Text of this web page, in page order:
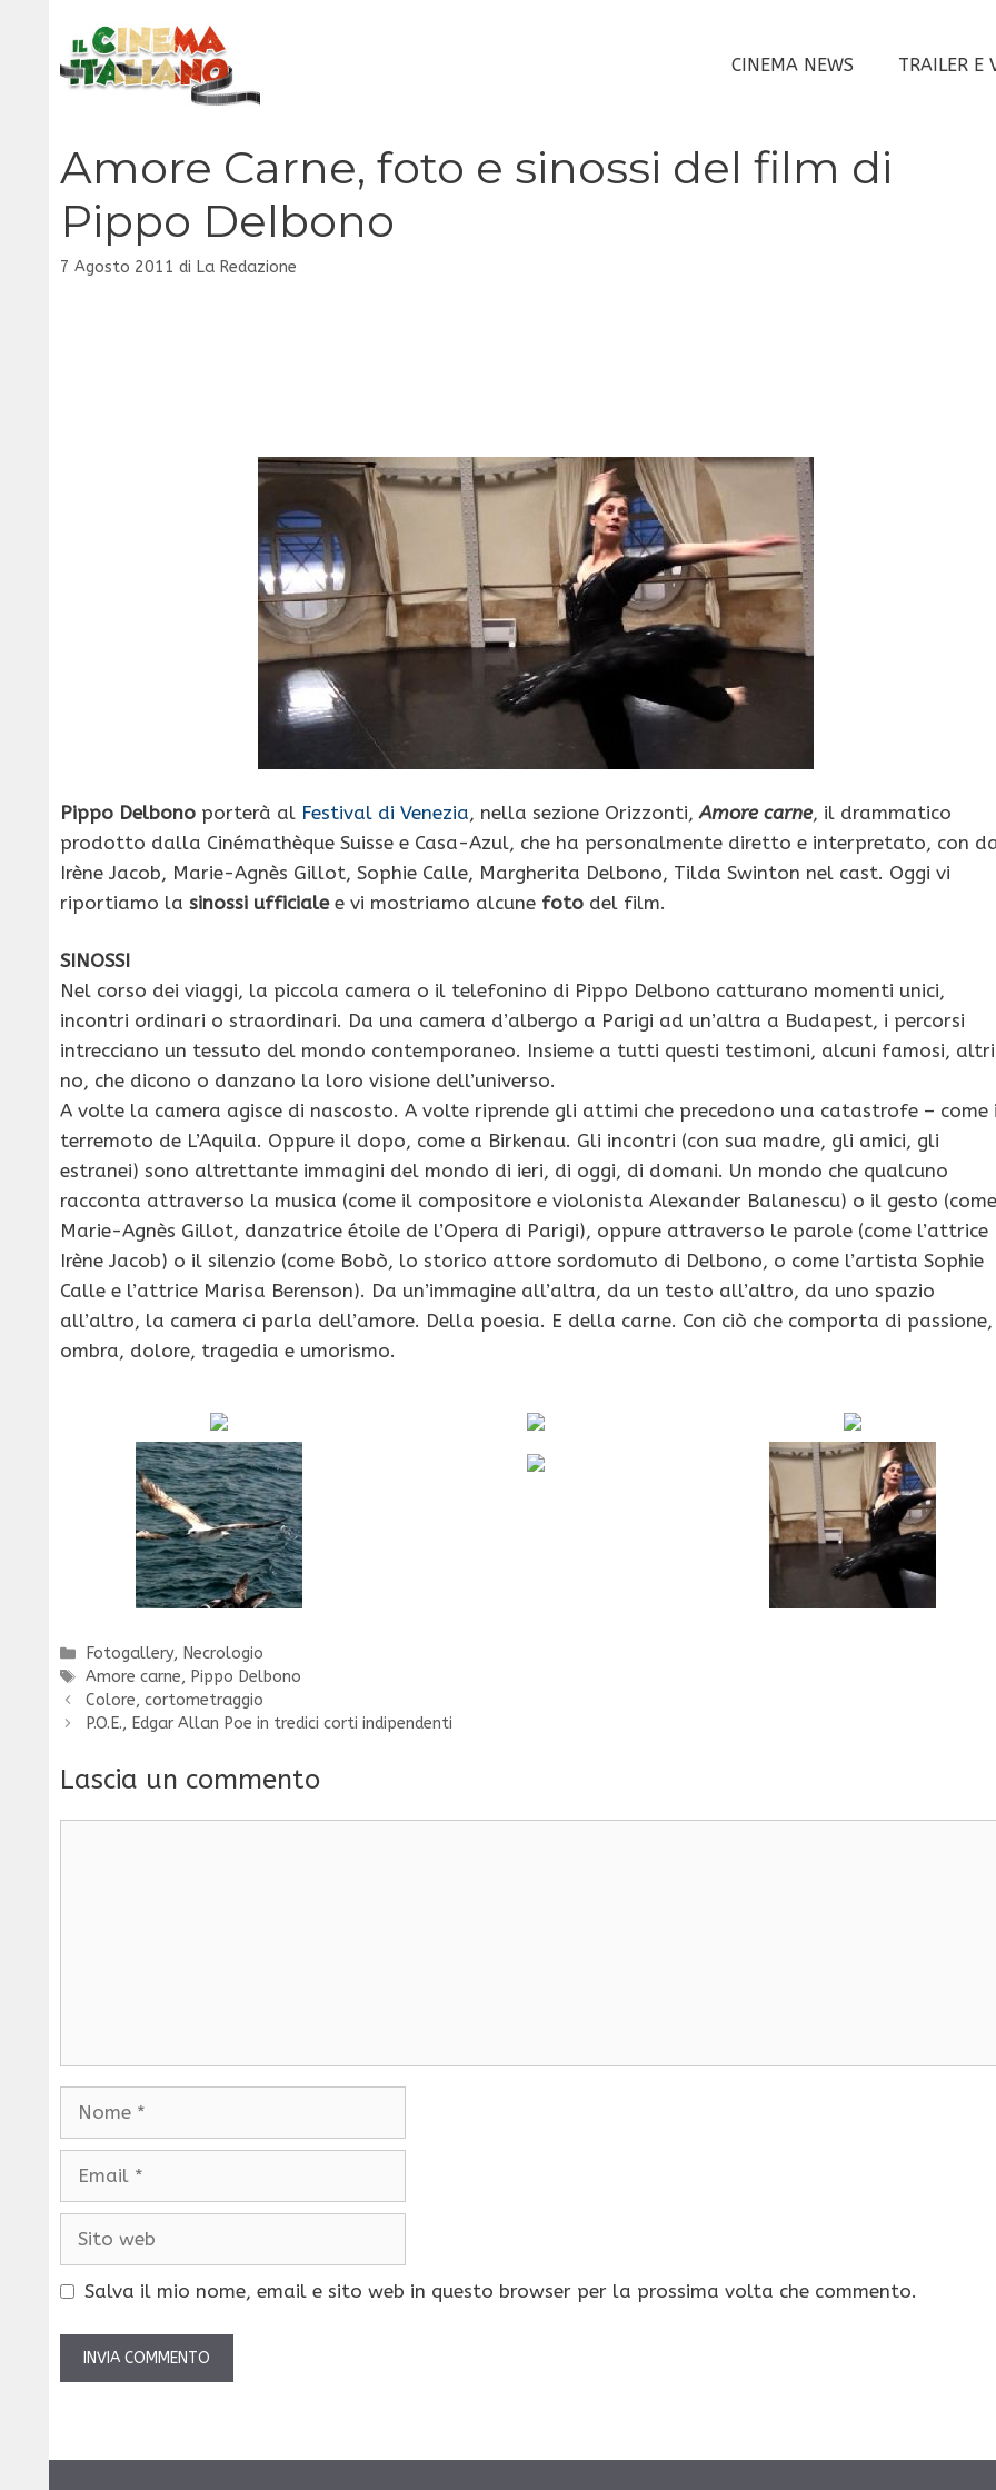
contenuto
CINEMA NEWS TRAILER E
Amore Carne, foto e sinossi del film di
Pippo Delbono
7 Agosto 2011 di La Redazione
Pippo Delbono porterà al Festival di Venezia, nella sezione Orizzonti,Amore carne, il drammatico
prodotto dalla Cinémathèque Suisse e Casa-Azul, che ha personalmente diretto e interpretato, con
Irène Jacob, Marie-Agnès Gillot, Sophie Calle, Margherita Delbono, Tilda Swinton nel cast. Oggi vi
riportiamo la sinossi ufficialee vi mostriamo alcune foto del film.
SINOSSI
Nel corso dei viaggi, la piccola camera o il telefonino di Pippo Delbono catturano momenti unici,
incontri ordinari o straordinari. Da una camera d’albergo a Parigi ad un’altra a Budapest, i percorsi
intrecciano un tessuto del mondo contemporaneo. Insieme a tutti questi testimoni, alcuni famosi, altri
no, che dicono o danzano la loro visione dell’universo.
A volte la camera agisce di nascosto. A volte riprende gli attimi che precedono una catastrofe – come
terremoto de L’Aquila. Oppure il dopo, come a Birkenau. Gli incontri (con sua madre, gli amici, gli
estranei) sono altrettante immagini del mondo di ieri, di oggi, di domani. Un mondo che qualcuno
racconta attraverso la musica (come il compositore e violonista Alexander Balanescu) o il gesto (come
Marie-Agnès Gillot, danzatrice étoile de l’Opera di Parigi), oppure attraverso le parole (come l’attrice
Irène Jacob) o il silenzio (come Bobò, lo storico attore sordomuto di Delbono, o come l’artista Sophie
Calle e l’attrice Marisa Berenson). Da un’immagine all’altra, da un testo all’altro, da uno spazio
all’altro, la camera ci parla dell’amore. Della poesia. E della carne. Con ciò che comporta di passione,
ombra, dolore, tragedia e umorismo.
Categorie
Fotogallery, Necrologio
Tag
Amore carne, Pippo Delbono
Colore, cortometraggio
P.O.E., Edgar Allan Poe in tredici corti indipendenti
Lascia un commento
Salva il mio nome, email e sito web in questo browser per la prossima volta che commento.